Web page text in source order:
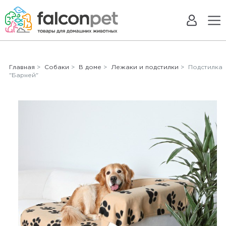
Главная > Собаки > В доме > Лежаки и подстилки > Подстилка
"Барней"